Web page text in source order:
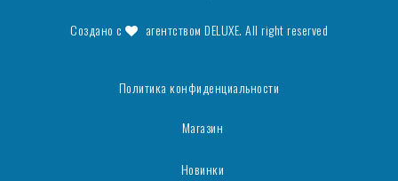
Создано с агентством DELUXE. All right reserved
Политика конфиденциальности
Магазин
Новинки